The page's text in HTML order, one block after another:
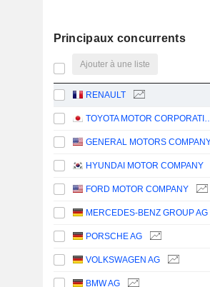
Principaux concurrents
Ajouter à une liste
RENAULT
TOYOTA
GENERAL MOTORS
HYUNDAI MOTOR COMPANY
FORD MOTOR COMPANY
MERCEDES-BENZ GROUP AG
PORSCHE AG
VOLKSWAGEN AG
BMW AG